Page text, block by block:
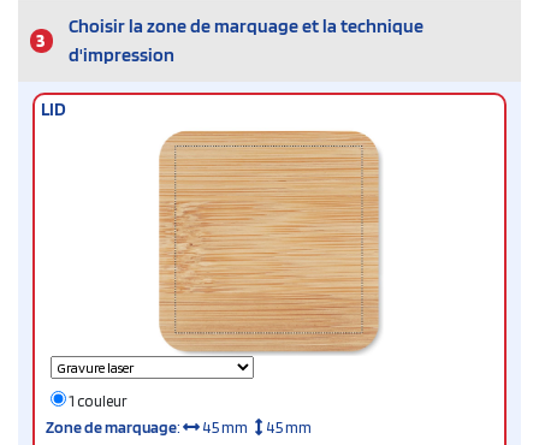
3
Choisir la zone de marquage et la technique
d'impression
LID
1 couleur
Zone de marquage: 45 mm 45 mm